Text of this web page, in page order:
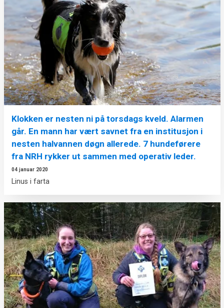
Klokken er nesten ni på torsdags kveld. Alarmen
går. En mann har vært savnet fra en institusjon i
nesten halvannen døgn allerede. 7 hundeførere
fra NRH rykker ut sammen med operativ leder.
04 januar 2020
Linus i farta